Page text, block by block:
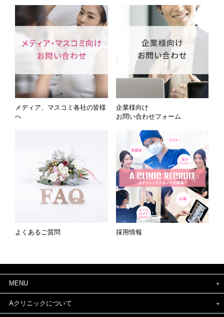
メディア、マスコミ各社の皆様
へ
企業様向け
お問い合わせフォーム
よくあるご質問 採用情報
MENU
Aクリニックについて